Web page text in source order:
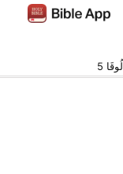
لُوقَا 5